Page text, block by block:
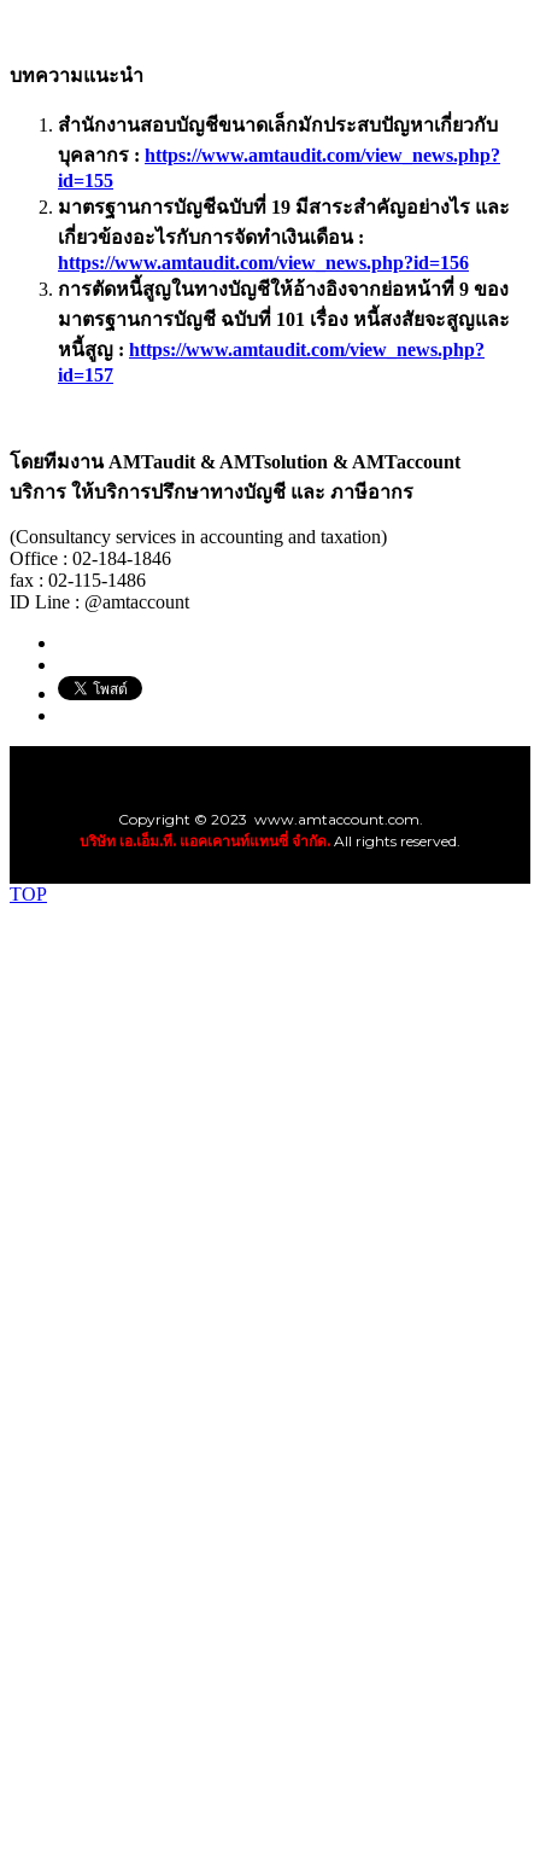
บทความแนะนำ
สำนักงานสอบบัญชีขนาดเล็กมักประสบปัญหาเกี่ยวกับ
บุคลากร : https://www.amtaudit.com/view_news.php?
id=155
มาตรฐานการบัญชีฉบับที่ 19 มีสาระสำคัญอย่างไร และ
เกี่ยวข้องอะไรกับการจัดทำเงินเดือน :
https://www.amtaudit.com/view_news.php?id=156
การตัดหนี้สูญในทางบัญชีให้อ้างอิงจากย่อหน้าที่ 9 ของ
มาตรฐานการบัญชี ฉบับที่ 101 เรื่อง หนี้สงสัยจะสูญและ
หนี้สูญ : https://www.amtaudit.com/view_news.php?
id=157
โดยทีมงานAMTaudit & AMTsolution & AMTaccount
บริการ ให้บริการปรึกษาทางบัญชี และ ภาษีอากร
(Consultancy services in accounting and taxation)
Office : 02-184-1846
fax : 02-115-1486
ID Line : @amtaccount
Copyright © 2023 www.amtaccount.com.
บริษัท เอ.เอ็ม.ที. แอคเคานท์แทนซี่ จำกัด. All rights reserved.
TOP